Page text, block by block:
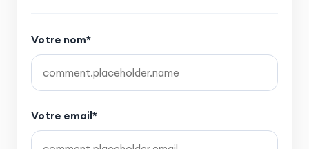
Votre nom*
Votre email*